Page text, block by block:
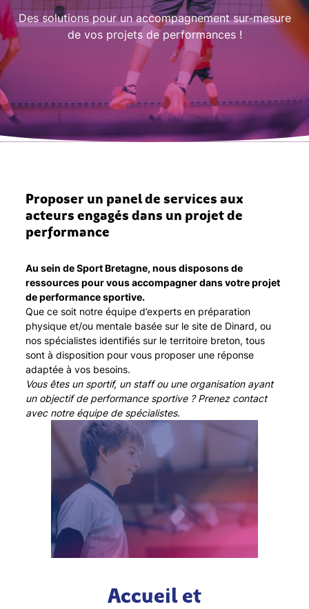
Des solutions pour un accompagnement sur-mesure
de vos projets de performances !
Proposer un panel de services aux
acteurs engagés dans un projet de
performance
Au sein de Sport Bretagne, nous disposons de
ressources pour vous accompagner dans votre projet
de performance sportive.
Que ce soit notre équipe d’experts en préparation
physique et/ou mentale basée sur le site de Dinard, ou
nos spécialistes identifiés sur le territoire breton, tous
sont à disposition pour vous proposer une réponse
adaptée à vos besoins.
Vous êtes un sportif, un staff ou une organisation ayant
un objectif de performance sportive ? Prenez contact
avec notre équipe de spécialistes.
Accueil et